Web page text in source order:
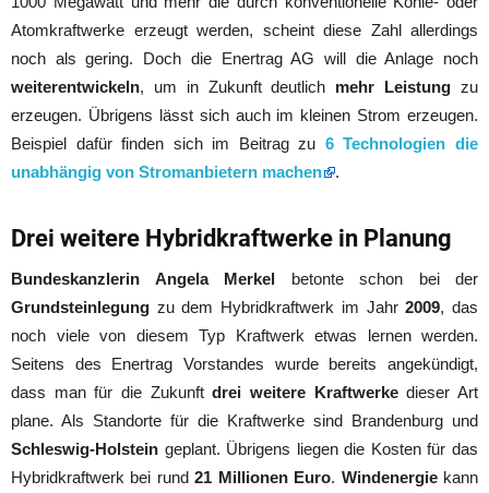
Atomkraftwerke erzeugt werden, scheint diese Zahl allerdings
noch als gering. Doch die Enertrag AG will die Anlage noch
weiterentwickeln, um in Zukunft deutlich mehr Leistung zu
erzeugen. Übrigens lässt sich auch im kleinen Strom erzeugen.
Beispiel dafür finden sich im Beitrag zu 6 Technologien die
unabhängig von Stromanbietern machen
.
Drei weitere Hybridkraftwerke in Planung
Bundeskanzlerin Angela Merkel betonte schon bei der
Grundsteinlegung zu dem Hybridkraftwerk im Jahr2009, das
noch viele von diesem Typ Kraftwerk etwas lernen werden.
Seitens des Enertrag Vorstandes wurde bereits angekündigt,
dass man für die Zukunftdrei weitere Kraftwerkedieser Art
plane. Als Standorte für die Kraftwerke sind Brandenburg und
Schleswig-Holstein geplant. Übrigens liegen die Kosten für das
Hybridkraftwerk bei rund21 Millionen Euro. Windenergiekann